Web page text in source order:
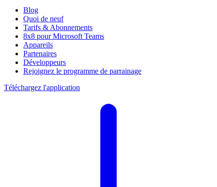
Blog
Quoi de neuf
Tarifs & Abonnements
8x8 pour Microsoft Teams
Appareils
Partenaires
Développeurs
Rejoignez le programme de parrainage
Téléchargez l'application